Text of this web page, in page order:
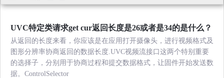
UVC特定类请求get cur返回长度是26或者是34的是什么？
从返回的长度来看，你应该是在应用打开摄像头，进行视频格式及
图形分辨率协商返回的数据长度.UVC视频流接口这两个特别重要
的选择子，分别用于协商过程和提交数据格式，让固件开始发送数
据。ControlSelector